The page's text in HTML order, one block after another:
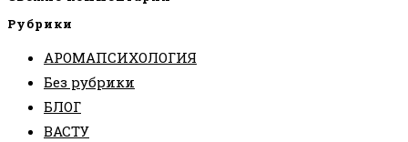
Рубрики
АРОМАПСИХОЛОГИЯ
Без рубрики
БЛОГ
ВАСТУ